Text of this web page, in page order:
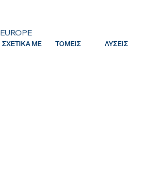
ΣΧΕΤΙΚΑ ΜΕ ΤΟΜΕΙΣ ΛΥΣΕΙΣ
EUROPE